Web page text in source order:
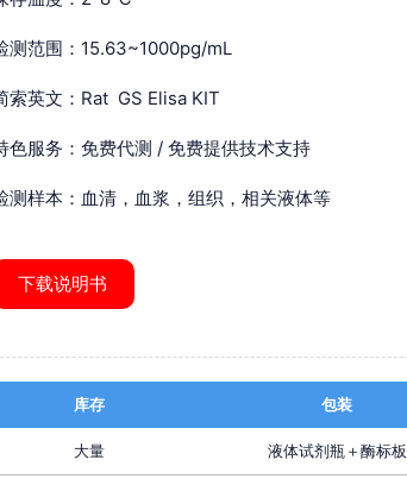
测范围：15.63~1000pg/mL
索英文：Rat GS Elisa KIT
色服务：免费代测 / 免费提供技术支持
测样本：血清，血浆，组织，相关液体等
下载说明书
库存 包装
大量 液体试剂瓶＋酶标板